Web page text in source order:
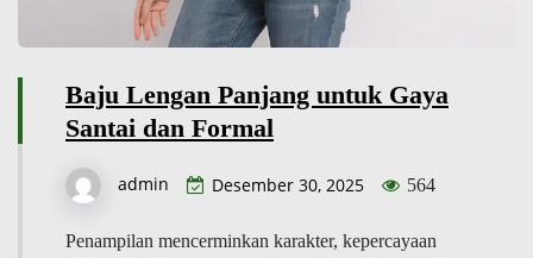
Baju Lengan Panjang untuk Gaya
Santai dan Formal
admin Desember 30, 2025 564
Penampilan mencerminkan karakter, kepercayaan